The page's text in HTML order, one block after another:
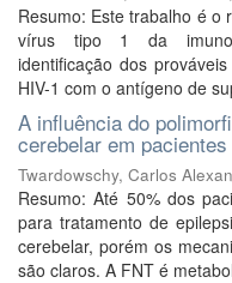
Resumo: Este trabalho é o
vírus tipo 1 da
identificação dos
HIV-1 com o antígeno de
A influência do
cerebelar em
Twardowschy, Carlos
Resumo: Até 50% dos
para tratamento de
cerebelar, porém os
são claros. A FNT é